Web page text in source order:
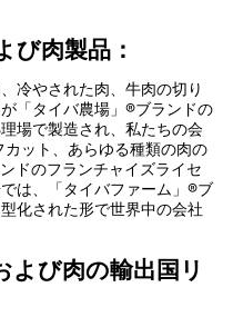
び肉製品：
冷やされた肉、牛肉の切り
「タイバ農場」®ブランドの
場で製造され、私たちの会
ット、あらゆる種類の肉の
ドのフランチャイズライセ
は、「タイバファーム」®ブ
化された形で世界中の会社
よび肉の輸出国リ